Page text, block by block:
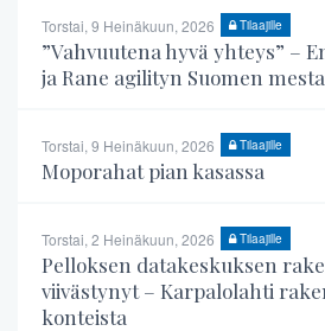
Torstai, 9 Heinäkuun, 2026 Tilaajille
”Vahvuutena hyvä yhteys” –
ja Rane agilityn Suomen
Torstai, 9 Heinäkuun, 2026 Tilaajille
Moporahat pian kasassa
Torstai, 2 Heinäkuun, 2026 Tilaajille
Pelloksen datakeskuksen
viivästynyt – Karpalolahti
konteista